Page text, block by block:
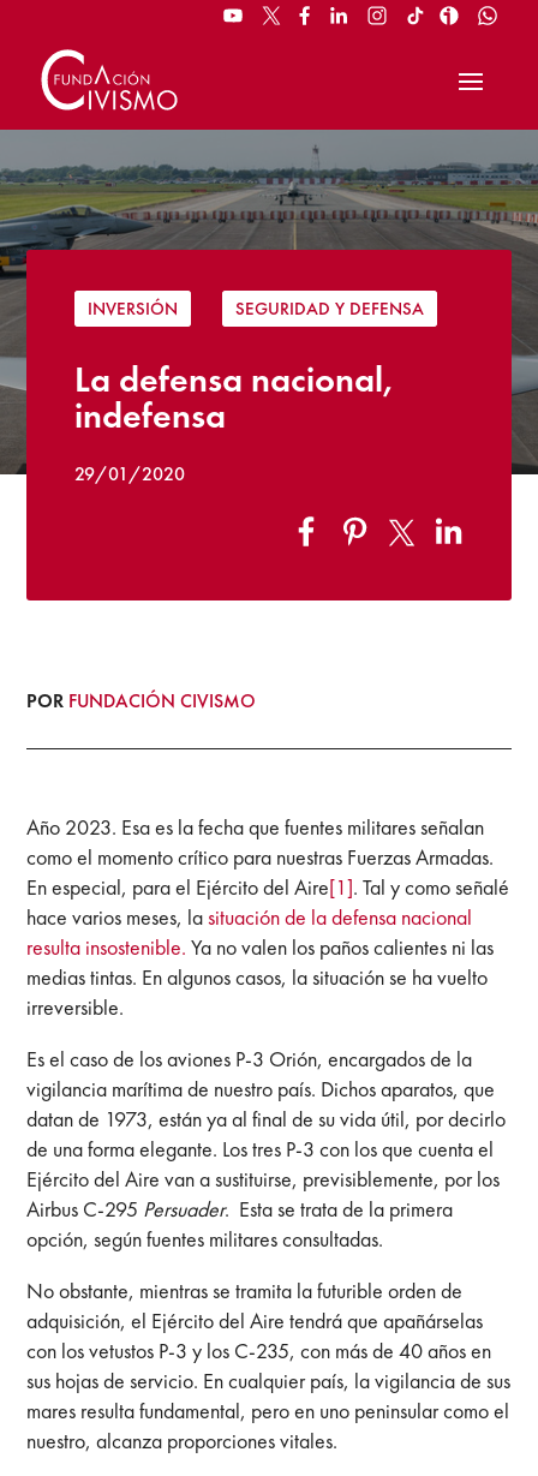
INVERSIÓN SEGURIDAD Y DEFENSA
La defensa nacional,
indefensa
29/01/2020
POR FUNDACIÓN CIVISMO
Año 2023. Esa es la fecha que fuentes militares señalan
como el momento crítico para nuestras Fuerzas Armadas.
En especial, para el Ejército del Aire[1]. Tal y como señalé
hace varios meses, lasituación de la defensa nacional
resulta insostenible. Ya no valen los paños calientes ni las
medias tintas. En algunos casos, la situación se ha vuelto
irreversible.
Es el caso de los aviones P-3 Orión, encargados de la
vigilancia marítima de nuestro país. Dichos aparatos, que
datan de 1973, están ya al final de su vida útil, por decirlo
de una forma elegante. Los tres P-3 con los que cuenta el
Ejército del Aire van a sustituirse, previsiblemente, por los
Airbus C-295 Persuader. Esta se trata de la primera
opción, según fuentes militares consultadas.
No obstante, mientras se tramita la futurible orden de
adquisición, el Ejército del Aire tendrá que apañárselas
con los vetustos P-3 y los C-235, con más de 40 años en
sus hojas de servicio. En cualquier país, la vigilancia de sus
mares resulta fundamental, pero en uno peninsular como el
nuestro, alcanza proporciones vitales.